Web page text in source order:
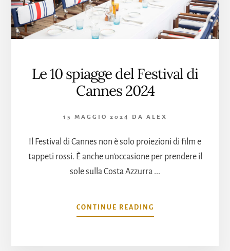
Le 10 spiagge del Festival di
Cannes 2024
15 MAGGIO 2024 DA ALEX
Il Festival di Cannes non è solo proiezioni di film e
tappeti rossi. È anche un'occasione per prendere il
sole sulla Costa Azzurra ...
CONTINUE READING
10